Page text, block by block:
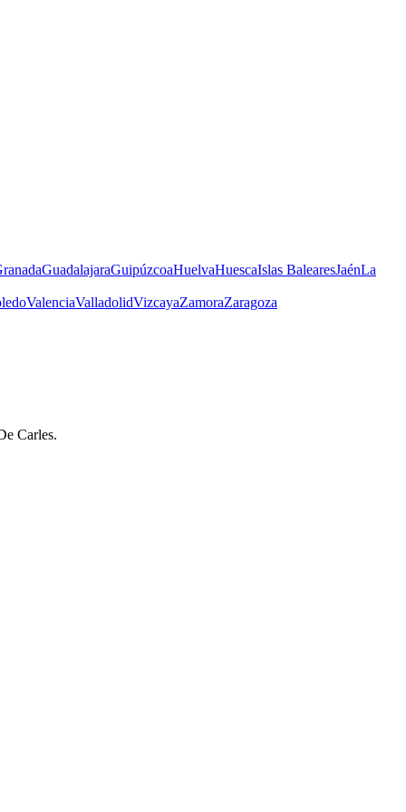
GuadalajaraGuipúzcoaHuelvaHuescaIslas BalearesJaénLa
ValenciaValladolidVizcayaZamoraZaragoza
Carles.